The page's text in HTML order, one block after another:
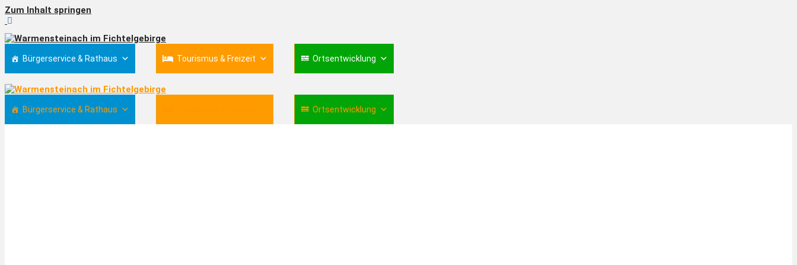
Zum Inhalt springen
Bürgerservice & Rathaus Tourismus & Freizeit Ortsentwicklung
Bürgerservice & Rathaus Ortsentwicklung